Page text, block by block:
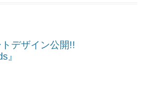
デザイン公開!!
』